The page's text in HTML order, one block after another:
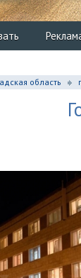
область